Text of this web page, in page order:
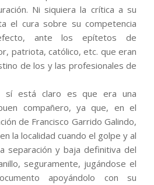
Ni siquiera la crítica a su
el cura sobre su competencia
ante los epítetos de
patriota, católico, etc. que eran
de los y las profesionales de
sí está claro es que era una
compañero, ya que, en el
de Francisco Garrido Galindo,
la localidad cuando el golpe y al
separación y baja definitiva del
seguramente, jugándose el
apoyándolo con su